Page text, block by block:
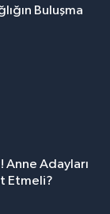
Buluşma
Anne Adayları
Etmeli?